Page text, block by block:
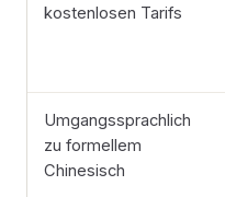
kostenlosen Tarifs
Umgangssprachlich
zu formellem
Chinesisch